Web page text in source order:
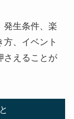
発生条件、楽
、イベント
さえることが